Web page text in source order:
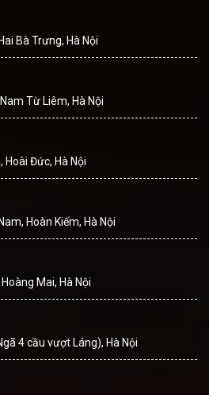
Bà Trưng, Hà Nội
Từ Liêm, Hà Nội
Hoài Đức, Hà Nội
Hoàn Kiếm, Hà Nội
Mai, Hà Nội
4 cầu vượt Láng), Hà Nội